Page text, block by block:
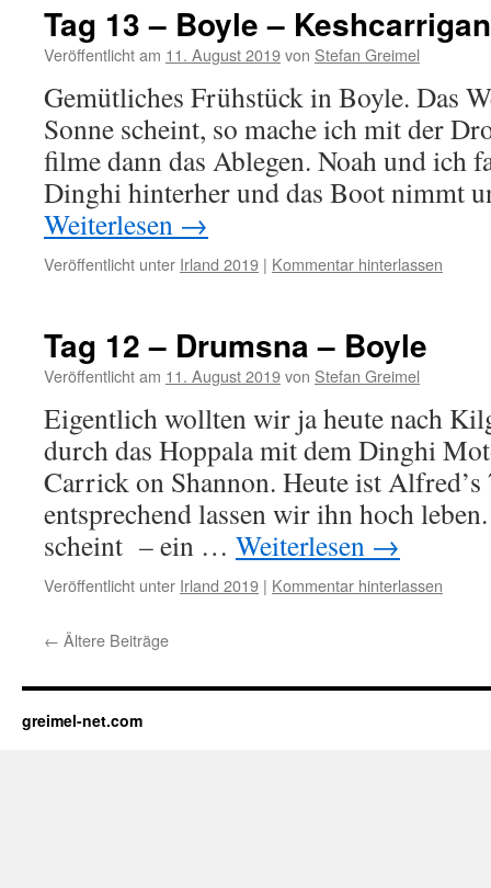
Tag 13 – Boyle – Keshcarrigan
Veröffentlicht am 11. August 2019von Stefan Greimel
Gemütliches Frühstück in Boyle. Das
Sonne scheint, so mache ich mit der
filme dann das Ablegen. Noah und ich
Dinghi hinterher und das Boot nimmt
Weiterlesen →
Veröffentlicht unter Irland 2019 | Kommentar hinterlassen
Tag 12 – Drumsna – Boyle
Veröffentlicht am 11. August 2019von Stefan Greimel
Eigentlich wollten wir ja heute nach
durch das Hoppala mit dem Dinghi
Carrick on Shannon. Heute ist Alfred’s
entsprechend lassen wir ihn hoch
scheint – ein … Weiterlesen →
Veröffentlicht unter Irland 2019 | Kommentar hinterlassen
← Ältere Beiträge
greimel-net.com